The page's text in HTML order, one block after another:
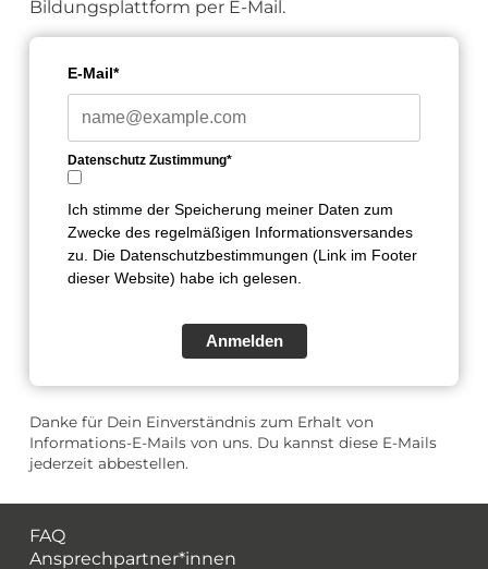
Bildungsplattform per E-Mail.
E-Mail*
Datenschutz Zustimmung*
Ich stimme der Speicherung meiner Daten zum
Zwecke des regelmäßigen Informationsversandes
zu. Die Datenschutzbestimmungen (Link im Footer
dieser Website) habe ich gelesen.
Anmelden
Danke für Dein Einverständnis zum Erhalt von
Informations-E-Mails von uns. Du kannst diese E-Mails
jederzeit abbestellen.
FAQ
Ansprechpartner*innen